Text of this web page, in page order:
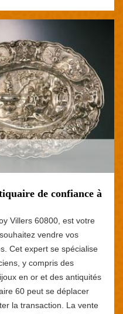
de confiance à
Villers 60800, est votre
vendre vos
Cet expert se spécialise
y compris des
en or et des antiquités
60 peut se déplacer
la transaction. La vente